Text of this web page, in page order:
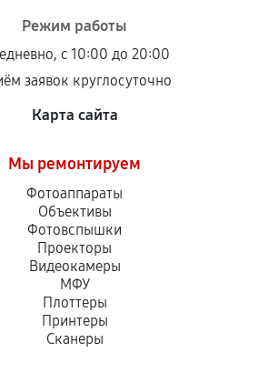
Режим работы
с 10:00 до 20:00
заявок круглосуточно
Карта сайта
Мы ремонтируем
Фотоаппараты
Объективы
Фотовспышки
Проекторы
Видеокамеры
МФУ
Плоттеры
Принтеры
Сканеры